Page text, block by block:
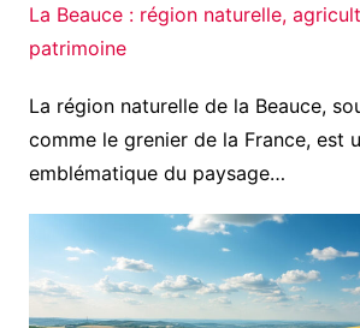
La Beauce : région naturelle,
patrimoine
La région naturelle de la Beauce,
comme le grenier de la France, est
emblématique du paysage…